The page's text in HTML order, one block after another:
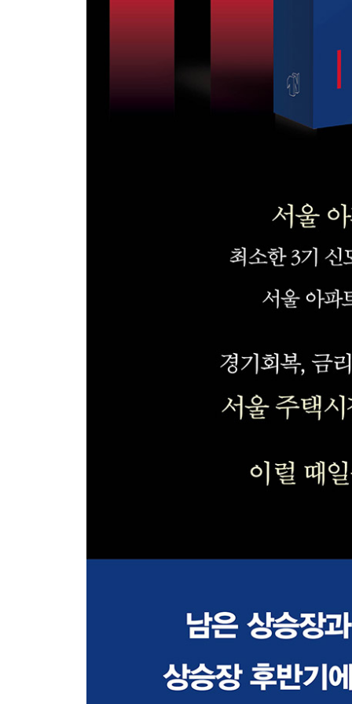
4년간 집값이 2배 올랐다고 버블일까?
정비사업 슈퍼스타 서열화는 가속화된다
[오윤섭의 인사이트] 지금 상승장 시장 예측보다 중
정부는 왜 2020년까지 아파트를 팔라는 걸까?